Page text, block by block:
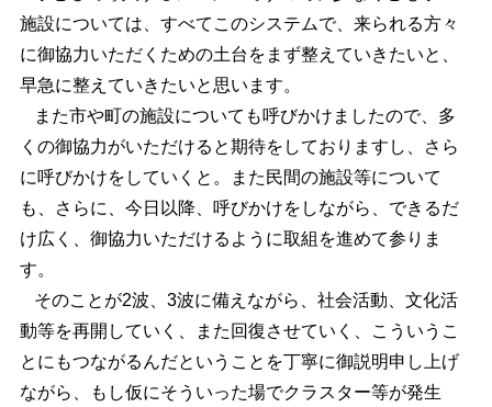
施設については、すべてこのシステムで、来られる方々
に御協力いただくための土台をまず整えていきたいと、
早急に整えていきたいと思います。
また市や町の施設についても呼びかけましたので、多
くの御協力がいただけると期待をしておりますし、さら
に呼びかけをしていくと。また民間の施設等について
も、さらに、今日以降、呼びかけをしながら、できるだ
け広く、御協力いただけるように取組を進めて参りま
す。
そのことが2波、3波に備えながら、社会活動、文化活
動等を再開していく、また回復させていく、こういうこ
とにもつながるんだということを丁寧に御説明申し上げ
ながら、もし仮にそういった場でクラスター等が発生